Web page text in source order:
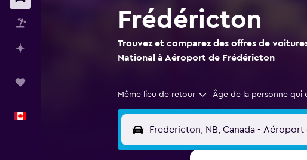
Frédéricton
Trouvez et comparez des offres de
National à Aéroport de Frédéricton
Même lieu de retour Âge de la personne qui